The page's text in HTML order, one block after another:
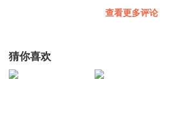
斌总，麻烦您抽空审批下，28号交资料
听友384007039
查看更多评论
猜你喜欢